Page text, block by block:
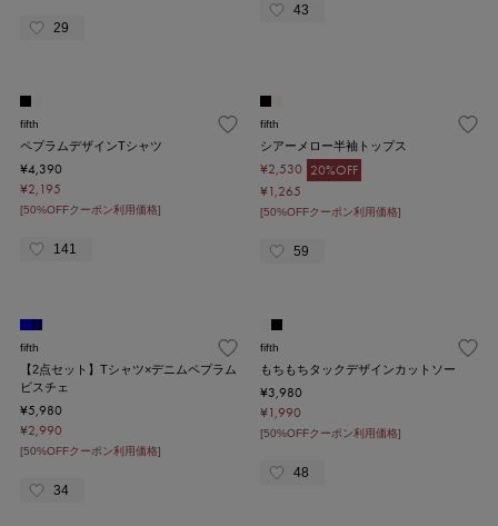
29
43
fifth
ペプラムデザインTシャツ
¥4,390
¥2,195
[50%OFFクーポン利用価格]
141
fifth
シアーメロー半袖トップス
¥2,530 20%OFF
¥1,265
[50%OFFクーポン利用価格]
59
fifth
【2点セット】Tシャツ×デニムペプラム
ビスチェ
¥5,980
¥2,990
[50%OFFクーポン利用価格]
34
fifth
もちもちタックデザインカットソー
¥3,980
¥1,990
[50%OFFクーポン利用価格]
48